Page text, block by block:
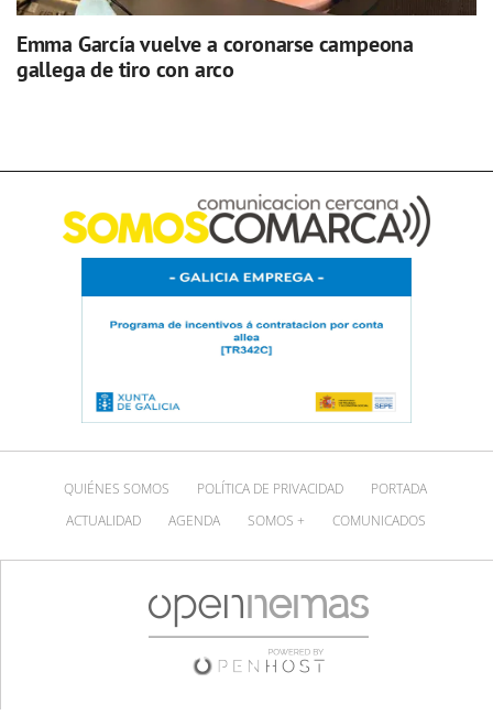
Emma García vuelve a coronarse campeona
gallega de tiro con arco
QUIÉNES SOMOS POLÍTICA DE PRIVACIDAD
PORTADA
ACTUALIDAD
AGENDA SOMOS + COMUNICADOS